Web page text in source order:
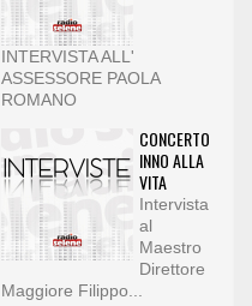
INTERVISTA ALL'
ASSESSORE PAOLA
ROMANO
CONCERTO
INNO ALLA
VITA
Intervista
al
Maestro
Direttore
Maggiore Filippo...